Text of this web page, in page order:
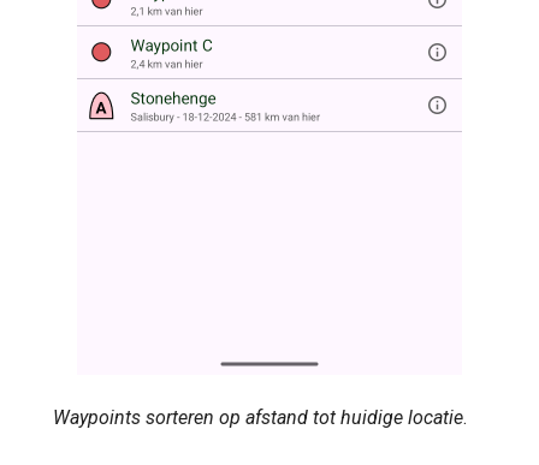
Waypoints sorteren op afstand tot huidige locatie.